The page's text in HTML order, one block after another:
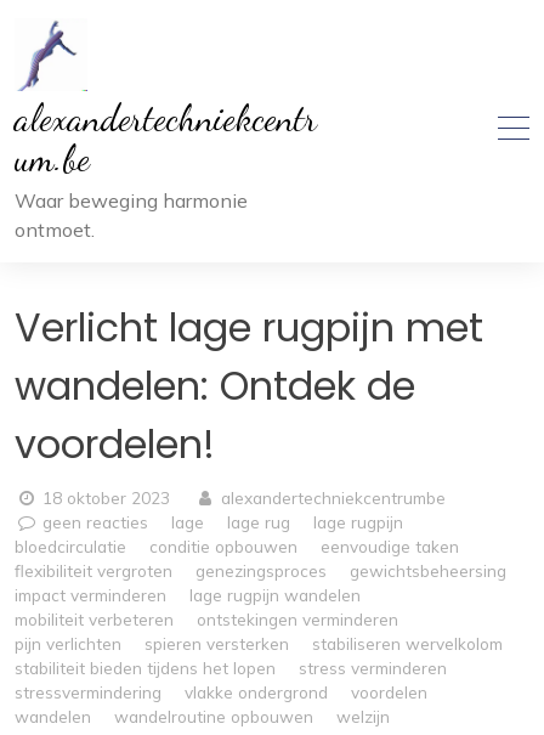
inhoud
alexandertechniekcentr
um.be
Waar beweging harmonie
ontmoet.
Verlicht lage rugpijn met
wandelen: Ontdek de
voordelen!
18 oktober 2023
alexandertechniekcentrumbe
geen reacties
lage lage rug
lage rugpijn
bloedcirculatie
conditie opbouwen
eenvoudige taken
flexibiliteit vergroten
genezingsproces
gewichtsbeheersing
impact verminderen
lage rugpijn wandelen
mobiliteit verbeteren
ontstekingen verminderen
pijn verlichten
spieren versterken
stabiliseren wervelkolom
stabiliteit bieden tijdens het lopen
stress verminderen
stressvermindering
vlakke ondergrond
voordelen
wandelen
wandelroutine opbouwen welzijn